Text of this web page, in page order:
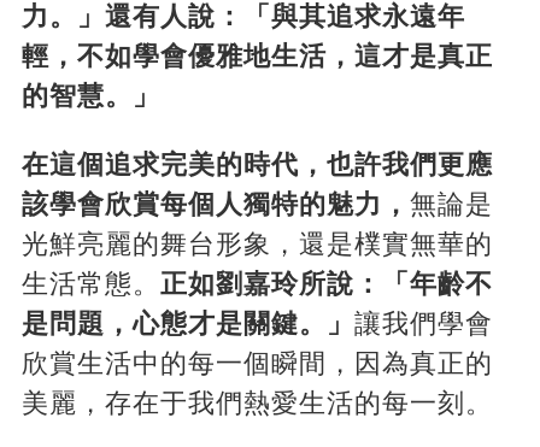
力。」還有人說：「與其追求永遠年
輕，不如學會優雅地生活，這才是真正
的智慧。」
在這個追求完美的時代，也許我們更應
該學會欣賞每個人獨特的魅力， 無論是
光鮮亮麗的舞台形象，還是樸實無華的
生活常態。 正如劉嘉玲所說：「年齡不
是問題，心態才是關鍵。」 讓我們學會
欣賞生活中的每一個瞬間，因為真正的
美麗，存在于我們熱愛生活的每一刻。